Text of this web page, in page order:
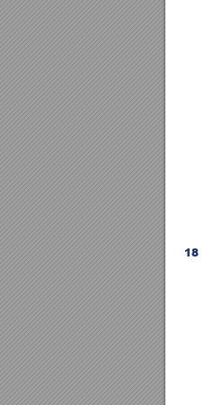
18